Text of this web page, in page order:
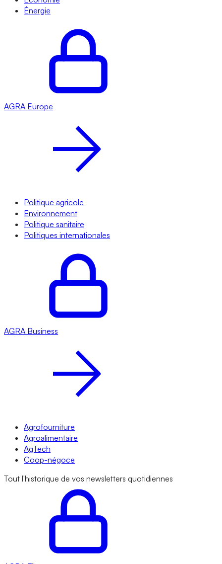
Énergie
AGRA Europe
Politique agricole
Environnement
Politique sanitaire
Politiques internationales
AGRA Business
Agrofourniture
Agroalimentaire
AgTech
Coop-négoce
Tout l'historique de vos newsletters quotidiennes